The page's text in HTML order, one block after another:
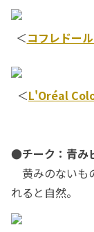
＜コフレドー
＜L'Oréal
●チーク：青み
黄みのないも
れると自然。